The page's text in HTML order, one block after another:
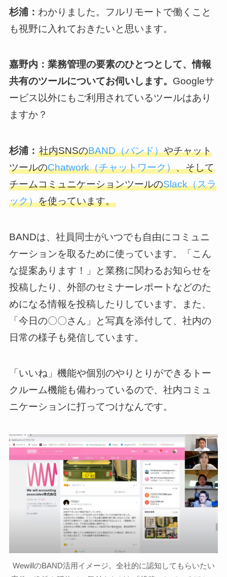
杉浦： わかりました。フルリモートで働くこと
も視野に入れておきたいと思います。
嘉野内：業務管理の要素のひとつとして、情報
共有のツールについてお伺いします。 Googleサ
ービス以外にもご利用されているツールはあり
ますか？
杉浦： 社内SNSのBAND（バンド）やチャット
ツールのChatwork（チャットワーク）、そして
チームコミュニケーションツールのSlack（スラ
ック）を使っています。
BANDは、社員同士がいつでも自由にコミュニ
ケーションを取るために使っています。「こん
な提案あります！」と業務に関わるお知らせを
投稿したり、外部のセミナーレポートなどのた
めになる情報を投稿したりしています。また、
「今日の〇〇さん」と写真を添付して、社内の
日常の様子も発信しています。
「いいね」機能や個別のやりとりができるトー
クルーム機能も備わっているので、社内コミュ
ニケーションに打ってつけなんです。
WewillのBAND活用イメージ。全社的に認知してもらいたい